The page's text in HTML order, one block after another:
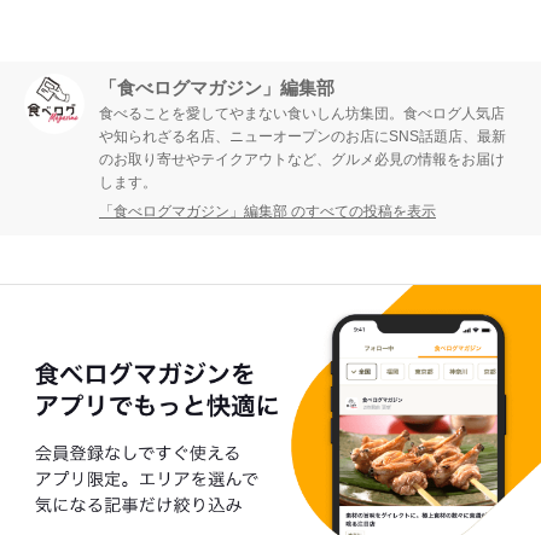
「食べログマガジン」編集部
食べることを愛してやまない食いしん坊集団。食べログ人気店
や知られざる名店、ニューオープンのお店にSNS話題店、最新
のお取り寄せやテイクアウトなど、グルメ必見の情報をお届け
します。
「食べログマガジン」編集部 のすべての投稿を表示